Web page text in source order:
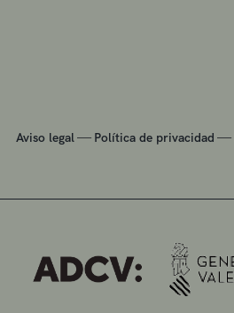
Aviso legal — Política de privacidad —